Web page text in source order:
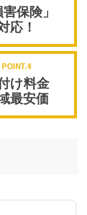
害保険」
応！
POINT.4
け料金
最安価